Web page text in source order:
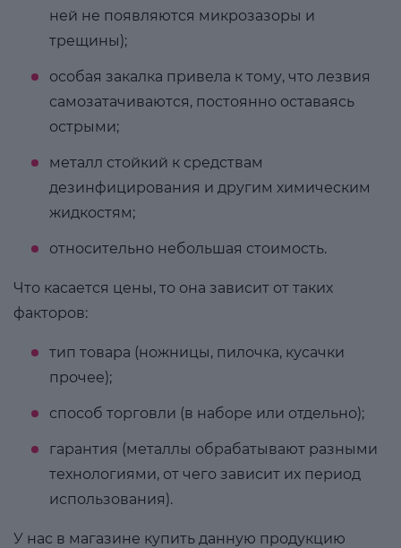
ней не появляются микрозазоры и
трещины);
особая закалка привела к тому, что лезвия
самозатачиваются, постоянно оставаясь
острыми;
металл стойкий к средствам
дезинфицирования и другим химическим
жидкостям;
относительно небольшая стоимость.
Что касается цены, то она зависит от таких
факторов:
тип товара (ножницы, пилочка, кусачки
прочее);
способ торговли (в наборе или отдельно);
гарантия (металлы обрабатывают разными
технологиями, от чего зависит их период
использования).
У нас в магазине купить данную продукцию